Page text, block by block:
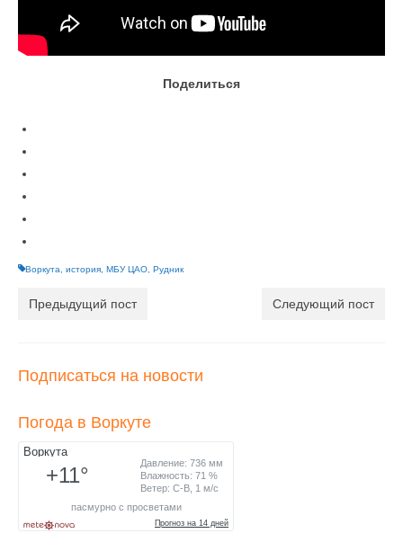
Поделиться
Воркута история МБУ ЦАО Рудник
Предыдущий пост Следующий пост
Подписаться на новости
Погода в Воркуте